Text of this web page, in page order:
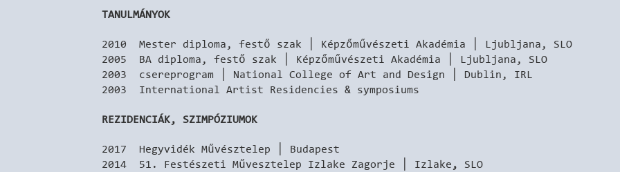
TANULMÁNYOK
2010 Mester diploma, festő szak │ Képzőművészeti Akadémia │ Ljubljana, SLO
2005 BA diploma, festő szak │ Képzőművészeti Akadémia │ Ljubljana, SLO
2003 csereprogram │ National College of Art and Design │ Dublin, IRL
2003 International Artist Residencies & symposiums
REZIDENCIÁK, SZIMPÓZIUMOK
2017 Hegyvidék Művésztelep │ Budapest
2014 51. Festészeti Művesztelep Izlake Zagorje │ Izlake ,
SLO